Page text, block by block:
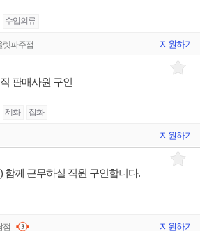
수입의류
렛파주점 지원하기
판매사원 구인
제화 잡화
지원하기
함께 근무하실 직원 구인합니다.
점 지원하기